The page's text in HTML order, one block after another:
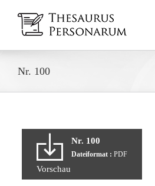
Inhalt
springen
Nr. 100
Nr. 100
Dateiformat : PDF
Vorschau